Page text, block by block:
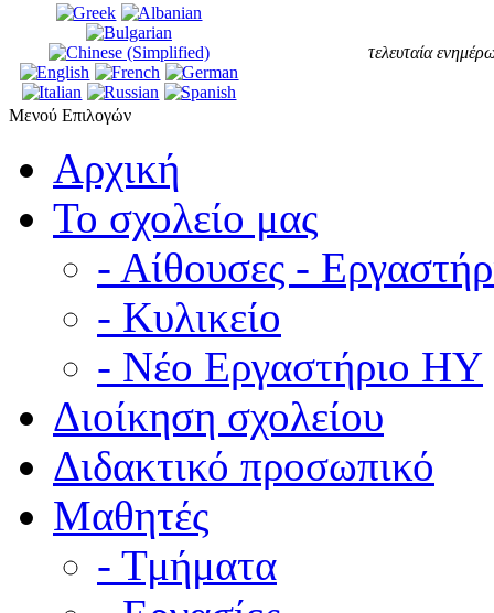
τελευταία
Μενού Επιλογών
Αρχική
Το σχολείο μας
- Αίθουσες -
- Κυλικείο
- Νέο Εργαστήριο ΗΥ
Διοίκηση σχολείου
Διδακτικό προσωπικό
Μαθητές
- Τμήματα